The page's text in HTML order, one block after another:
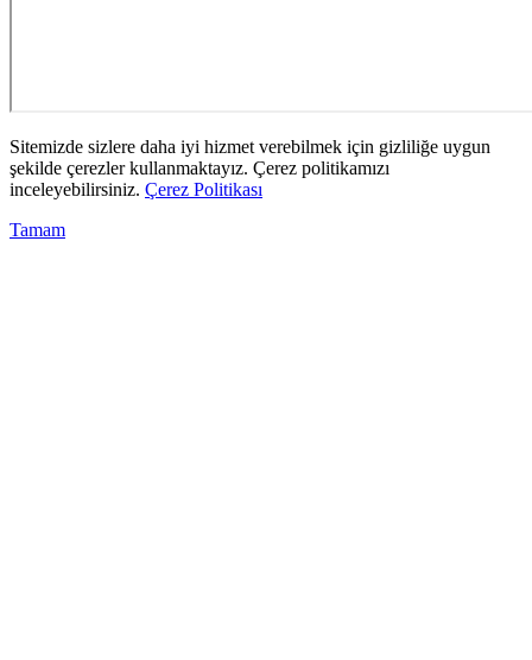
Sitemizde sizlere daha iyi hizmet verebilmek için gizliliğe uygun
şekilde çerezler kullanmaktayız. Çerez politikamızı
inceleyebilirsiniz. Çerez Politikası
Tamam